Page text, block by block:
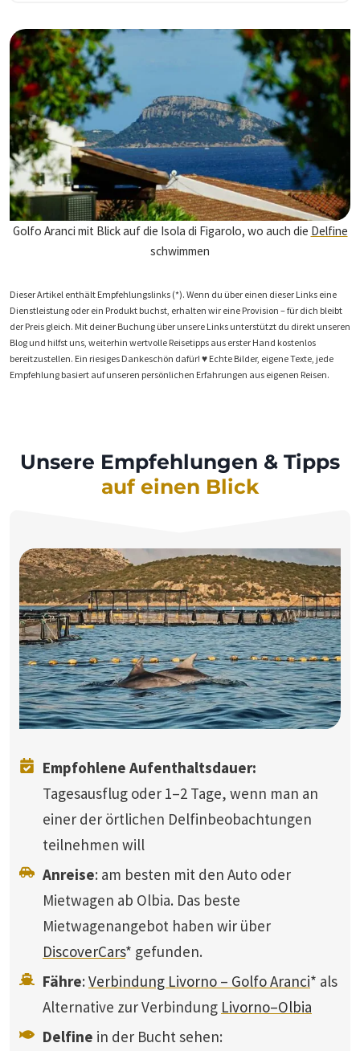
Golfo Aranci mit Blick auf die Isola di Figarolo, wo auch die Delfine
schwimmen
Dieser Artikel enthält Empfehlungslinks (*). Wenn du über einen dieser Links eine
Dienstleistung oder ein Produkt buchst, erhalten wir eine Provision – für dich bleibt
der Preis gleich. Mit deiner Buchung über unsere Links unterstützt du direkt unseren
Blog und hilfst uns, weiterhin wertvolle Reisetipps aus erster Hand kostenlos
bereitzustellen. Ein riesiges Dankeschön dafür! ♥️ Echte Bilder, eigene Texte, jede
Empfehlung basiert auf unseren persönlichen Erfahrungen aus eigenen Reisen.
Unsere Empfehlungen & Tipps
auf einen Blick
Empfohlene Aufenthaltsdauer:
Tagesausflug oder 1–2 Tage, wenn man an
einer der örtlichen Delfinbeobachtungen
teilnehmen will
Anreise: am besten mit den Auto oder
Mietwagen ab Olbia. Das beste
Mietwagenangebot haben wir über
DiscoverCars* gefunden.
Fähre: Verbindung Livorno – Golfo Aranci* als
Alternative zur Verbindung Livorno–Olbia
Delfine in der Bucht sehen: